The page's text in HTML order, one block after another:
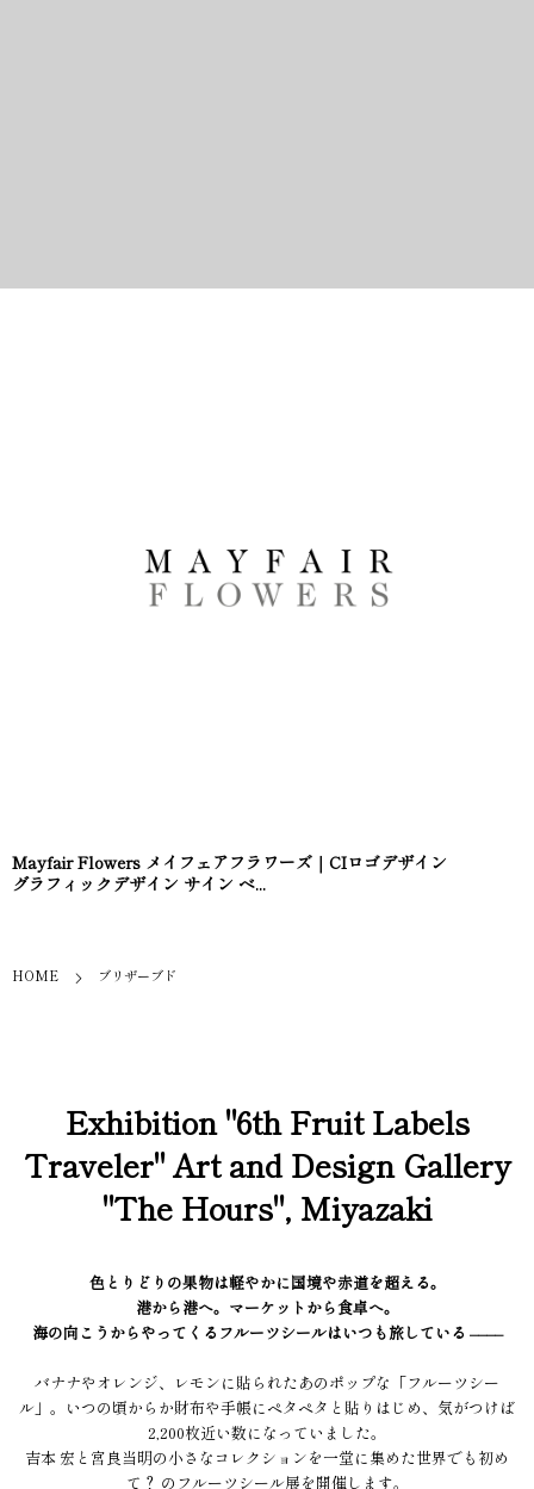
Mayfair Flowers メイフェアフラワーズ｜CIロゴデザイン
グラフィックデザイン サイン ベ...
HOME ブリザーブド
Exhibition "6th Fruit Labels
Traveler" Art and Design Gallery
"The Hours", Miyazaki
色とりどりの果物は軽やかに国境や赤道を超える。
港から港へ。マーケットから食卓へ。
海の向こうからやってくるフルーツシールはいつも旅している ––––
バナナやオレンジ、レモンに貼られたあのポップな「フルーツシー
ル」。いつの頃からか財布や手帳にペタペタと貼りはじめ、気がつけば
2,200枚近い数になっていました。
吉本 宏と宮良当明の小さなコレクションを一堂に集めた世界でも初め
て？ のフルーツシール展を開催します。